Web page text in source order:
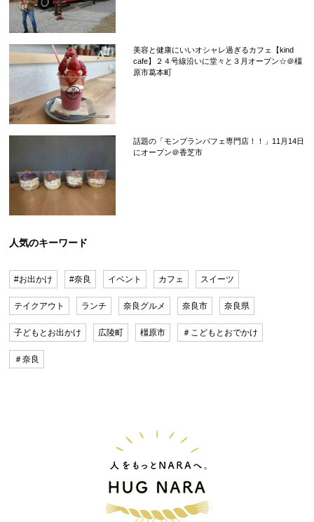
美容と健康にいいオシャレ過ぎるカフェ【kind
cafe】２４号線沿いに堂々と３月オープン☆＠橿
原市葛本町
話題の「モンブランパフェ専門店！！」11月14日
にオープン＠香芝市
人気のキーワード
#お出かけ #奈良 イベント カフェ スイーツ
テイクアウト ランチ 奈良グルメ 奈良市 奈良県
子どもとお出かけ 広陵町 橿原市 ＃こどもとおでかけ
＃奈良